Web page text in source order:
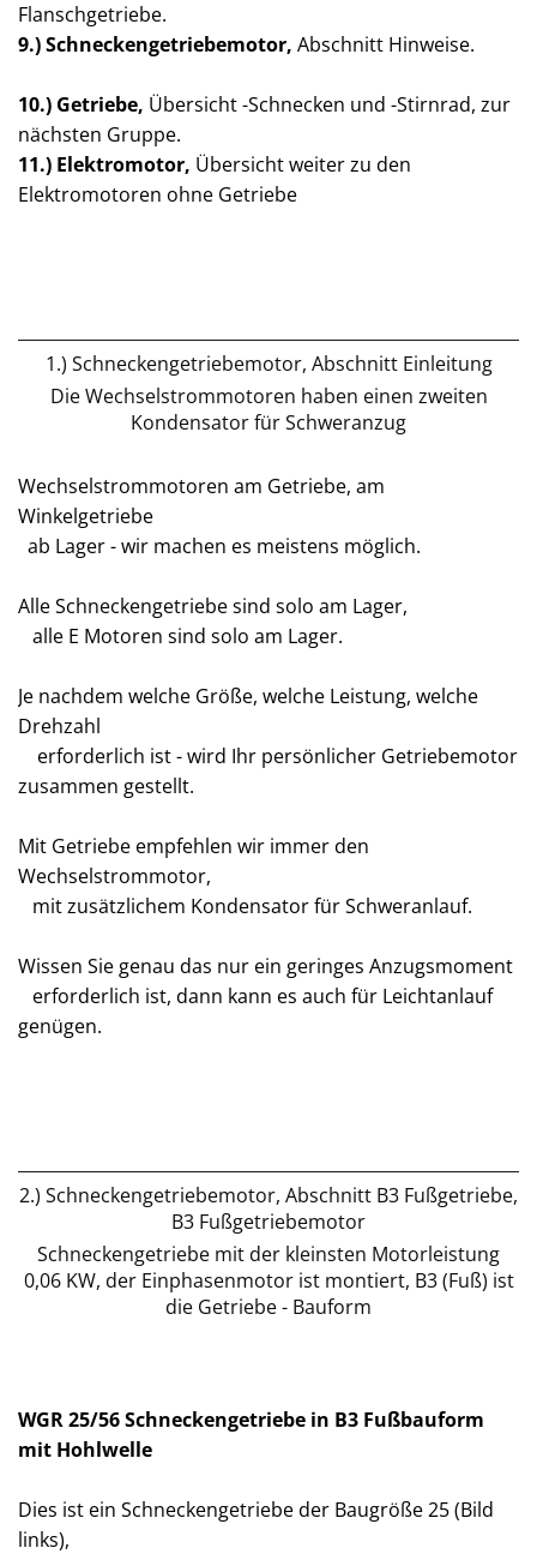
Flanschgetriebe.
9.)Schneckengetriebemotor, Abschnitt Hinweise.
10.) Getriebe, Übersicht -Schnecken und -Stirnrad, zur
nächsten Gruppe.
11.) Elektromotor, Übersicht weiter zu den
Elektromotoren ohne Getriebe
1.) Schneckengetriebemotor, Abschnitt Einleitung
Die Wechselstrommotoren haben einen zweiten
Kondensator für Schweranzug
Wechselstrommotoren am Getriebe, am
Winkelgetriebe
ab Lager - wir machen es meistens möglich.
Alle Schneckengetriebe sind solo am Lager,
alle E Motoren sind solo am Lager.
Je nachdem welche Größe, welche Leistung, welche
Drehzahl
erforderlich ist - wird Ihr persönlicher Getriebemotor
zusammen gestellt.
Mit Getriebe empfehlen wir immer den
Wechselstrommotor,
mit zusätzlichem Kondensator für Schweranlauf.
Wissen Sie genau das nur ein geringes Anzugsmoment
erforderlich ist, dann kann es auch für Leichtanlauf
genügen.
2.) Schneckengetriebemotor, Abschnitt B3 Fußgetriebe,
B3 Fußgetriebemotor
Schneckengetriebe mit der kleinsten Motorleistung
0,06 KW, der Einphasenmotor ist montiert, B3 (Fuß) ist
die Getriebe - Bauform
WGR 25/56 Schneckengetriebe in B3 Fußbauform
mit Hohlwelle
Dies ist ein Schneckengetriebe der Baugröße 25 (Bild
links),